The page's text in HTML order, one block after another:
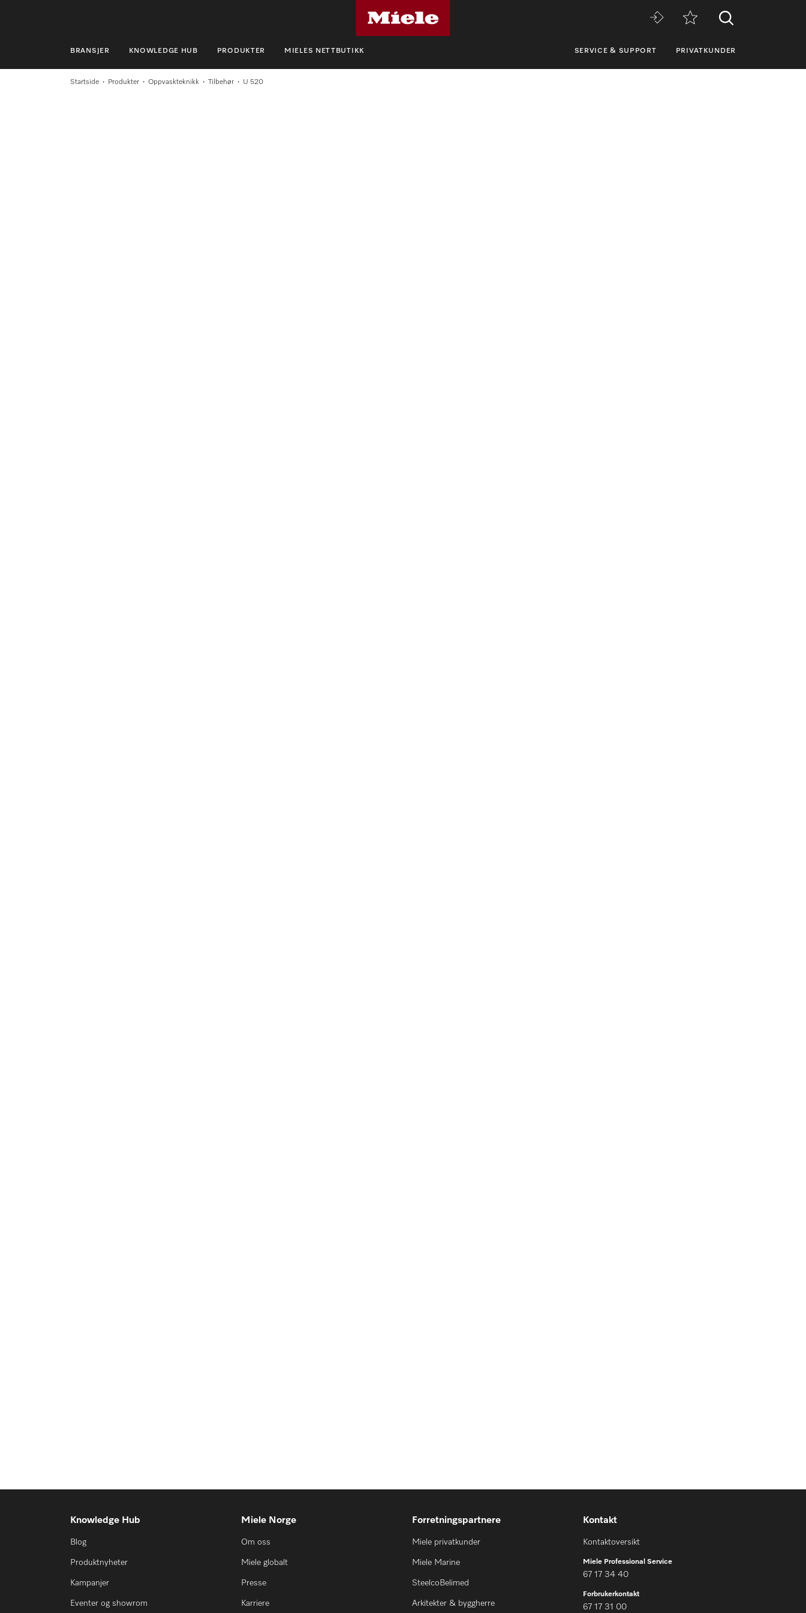
BRANSJER KNOWLEDGE HUB PRODUKTER MIELES NETTBUTIKK SERVICE & SUPPORT PRIVATKUNDER
BRANSJER
Startside Produkter Oppvaskteknikk Tilbehør U 520
Knowledge Hub
Blog
Produktnyheter
Kampanjer
Eventer og showrom
Miele Norge
Om oss
Miele globalt
Presse
Karriere
Forretningspartnere
Miele privatkunder
Miele Marine
SteelcoBelimed
Arkitekter & byggherre
Kontakt
Kontaktoversikt
Miele Professional Service
67 17 34 40
Forbrukerkontakt
67 17 31 00